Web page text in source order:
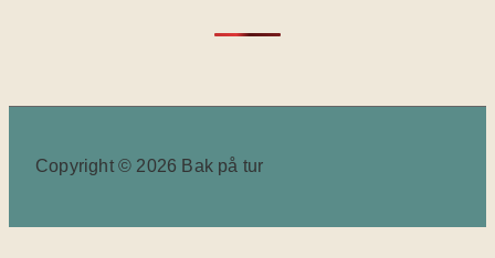
Copyright © 2026 Bak på tur